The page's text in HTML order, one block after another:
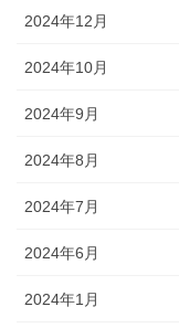
2024年12月
2024年10月
2024年9月
2024年8月
2024年7月
2024年6月
2024年1月